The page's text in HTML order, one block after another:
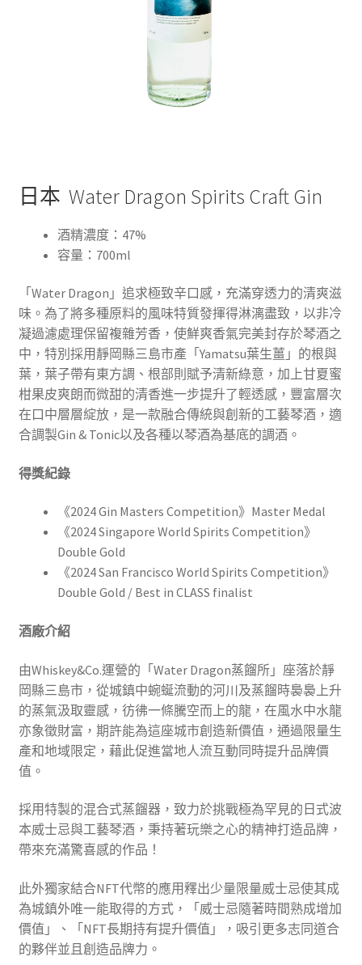
日本 Water Dragon Spirits Craft Gin
酒精濃度：47%
容量：700ml
「Water Dragon」追求極致辛口感，充滿穿透力的清爽滋
味。為了將多種原料的風味特質發揮得淋漓盡致，以非冷
凝過濾處理保留複雜芳香，使鮮爽香氣完美封存於琴酒之
中，特別採用靜岡縣三島市產「Yamatsu葉生薑」的根與
葉，葉子帶有東方調、根部則賦予清新綠意，加上甘夏蜜
柑果皮爽朗而微甜的清香進一步提升了輕透感，豐富層次
在口中層層綻放，是一款融合傳統與創新的工藝琴酒，適
合調製Gin & Tonic以及各種以琴酒為基底的調酒。
得獎紀錄
《2024 Gin Masters Competition》Master Medal
《2024 Singapore World Spirits Competition》
Double Gold
《2024 San Francisco World Spirits Competition》
Double Gold / Best in CLASS finalist
酒廠介紹
由Whiskey&Co.運營的「Water Dragon蒸餾所」座落於靜
岡縣三島市，從城鎮中蜿蜒流動的河川及蒸餾時裊裊上升
的蒸氣汲取靈感，彷彿一條騰空而上的龍，在風水中水龍
亦象徵財富，期許能為這座城市創造新價值，通過限量生
產和地域限定，藉此促進當地人流互動同時提升品牌價
值。
採用特製的混合式蒸餾器，致力於挑戰極為罕見的日式波
本威士忌與工藝琴酒，秉持著玩樂之心的精神打造品牌，
帶來充滿驚喜感的作品！
此外獨家結合NFT代幣的應用釋出少量限量威士忌使其成
為城鎮外唯一能取得的方式，「威士忌隨著時間熟成增加
價值」、「NFT長期持有提升價值」，吸引更多志同道合
的夥伴並且創造品牌力。